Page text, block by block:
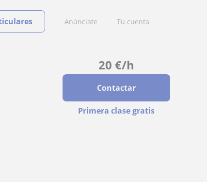
Anúnciate Tu cuenta
20 €/h
Contactar
Primera clase gratis